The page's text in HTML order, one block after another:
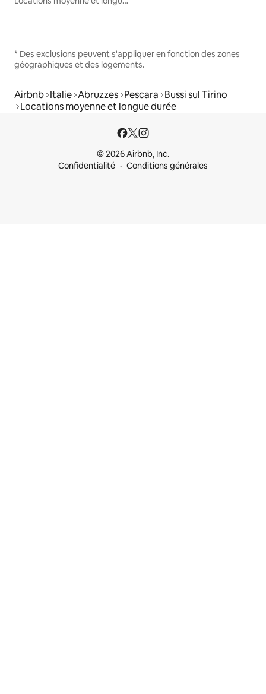
* Des exclusions peuvent s'appliquer en fonction des zones
géographiques et des logements.
Airbnb Italie Abruzzes Pescara Bussi sul Tirino
Locations moyenne et longue durée
© 2026 Airbnb, Inc.
Confidentialité
Conditions générales